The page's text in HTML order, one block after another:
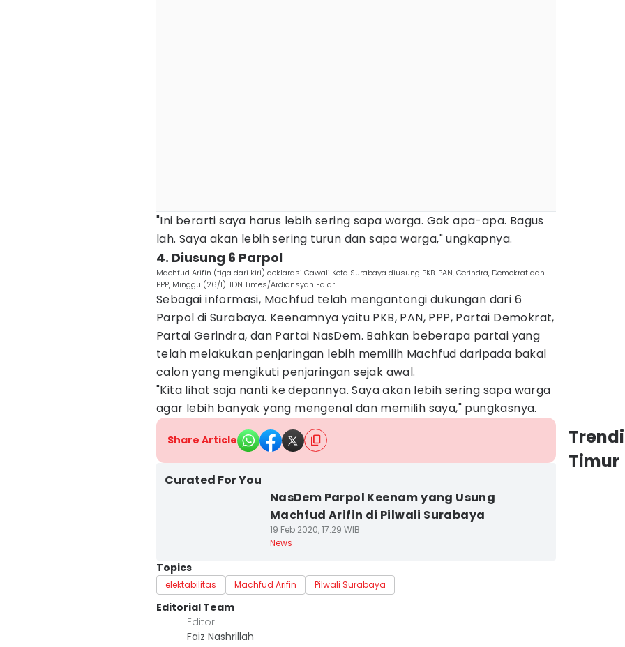
"Ini berarti saya harus lebih sering sapa warga. Gak apa-apa. Bagus
lah. Saya akan lebih sering turun dan sapa warga," ungkapnya.
4. Diusung 6 Parpol
Machfud Arifin (tiga dari kiri) deklarasi Cawali Kota Surabaya diusung PKB, PAN, Gerindra, Demokrat dan
PPP, Minggu (26/1). IDN Times/Ardiansyah Fajar
Sebagai informasi, Machfud telah mengantongi dukungan dari 6
Parpol di Surabaya. Keenamnya yaitu PKB, PAN, PPP, Partai Demokrat,
Partai Gerindra, dan Partai NasDem. Bahkan beberapa partai yang
telah melakukan penjaringan lebih memilih Machfud daripada bakal
calon yang mengikuti penjaringan sejak awal.
"Kita lihat saja nanti ke depannya. Saya akan lebih sering sapa warga
agar lebih banyak yang mengenal dan memilih saya," pungkasnya.
Share Article
Curated For You
NasDem Parpol Keenam yang Usung
Machfud Arifin di Pilwali Surabaya
19 Feb 2020, 17:29 WIB
News
Topics
elektabilitas Machfud Arifin Pilwali Surabaya
Editorial Team
Editor
Faiz Nashrillah
Timur